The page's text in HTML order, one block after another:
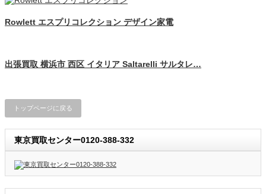
Rowlett エスプリコレクション デザイン家電
出張買取 横浜市 西区 イタリア Saltarelli サルタレ…
トップページに戻る
東京買取センター0120-388-332